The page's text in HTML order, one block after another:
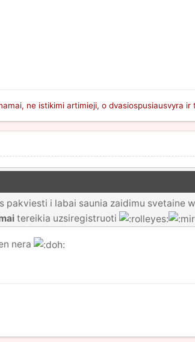
ne istikimi artimieji, o dvasiospusiausvyra
pakviesti i labai saunia zaidimu
tereikia uzsiregistruoti
nera